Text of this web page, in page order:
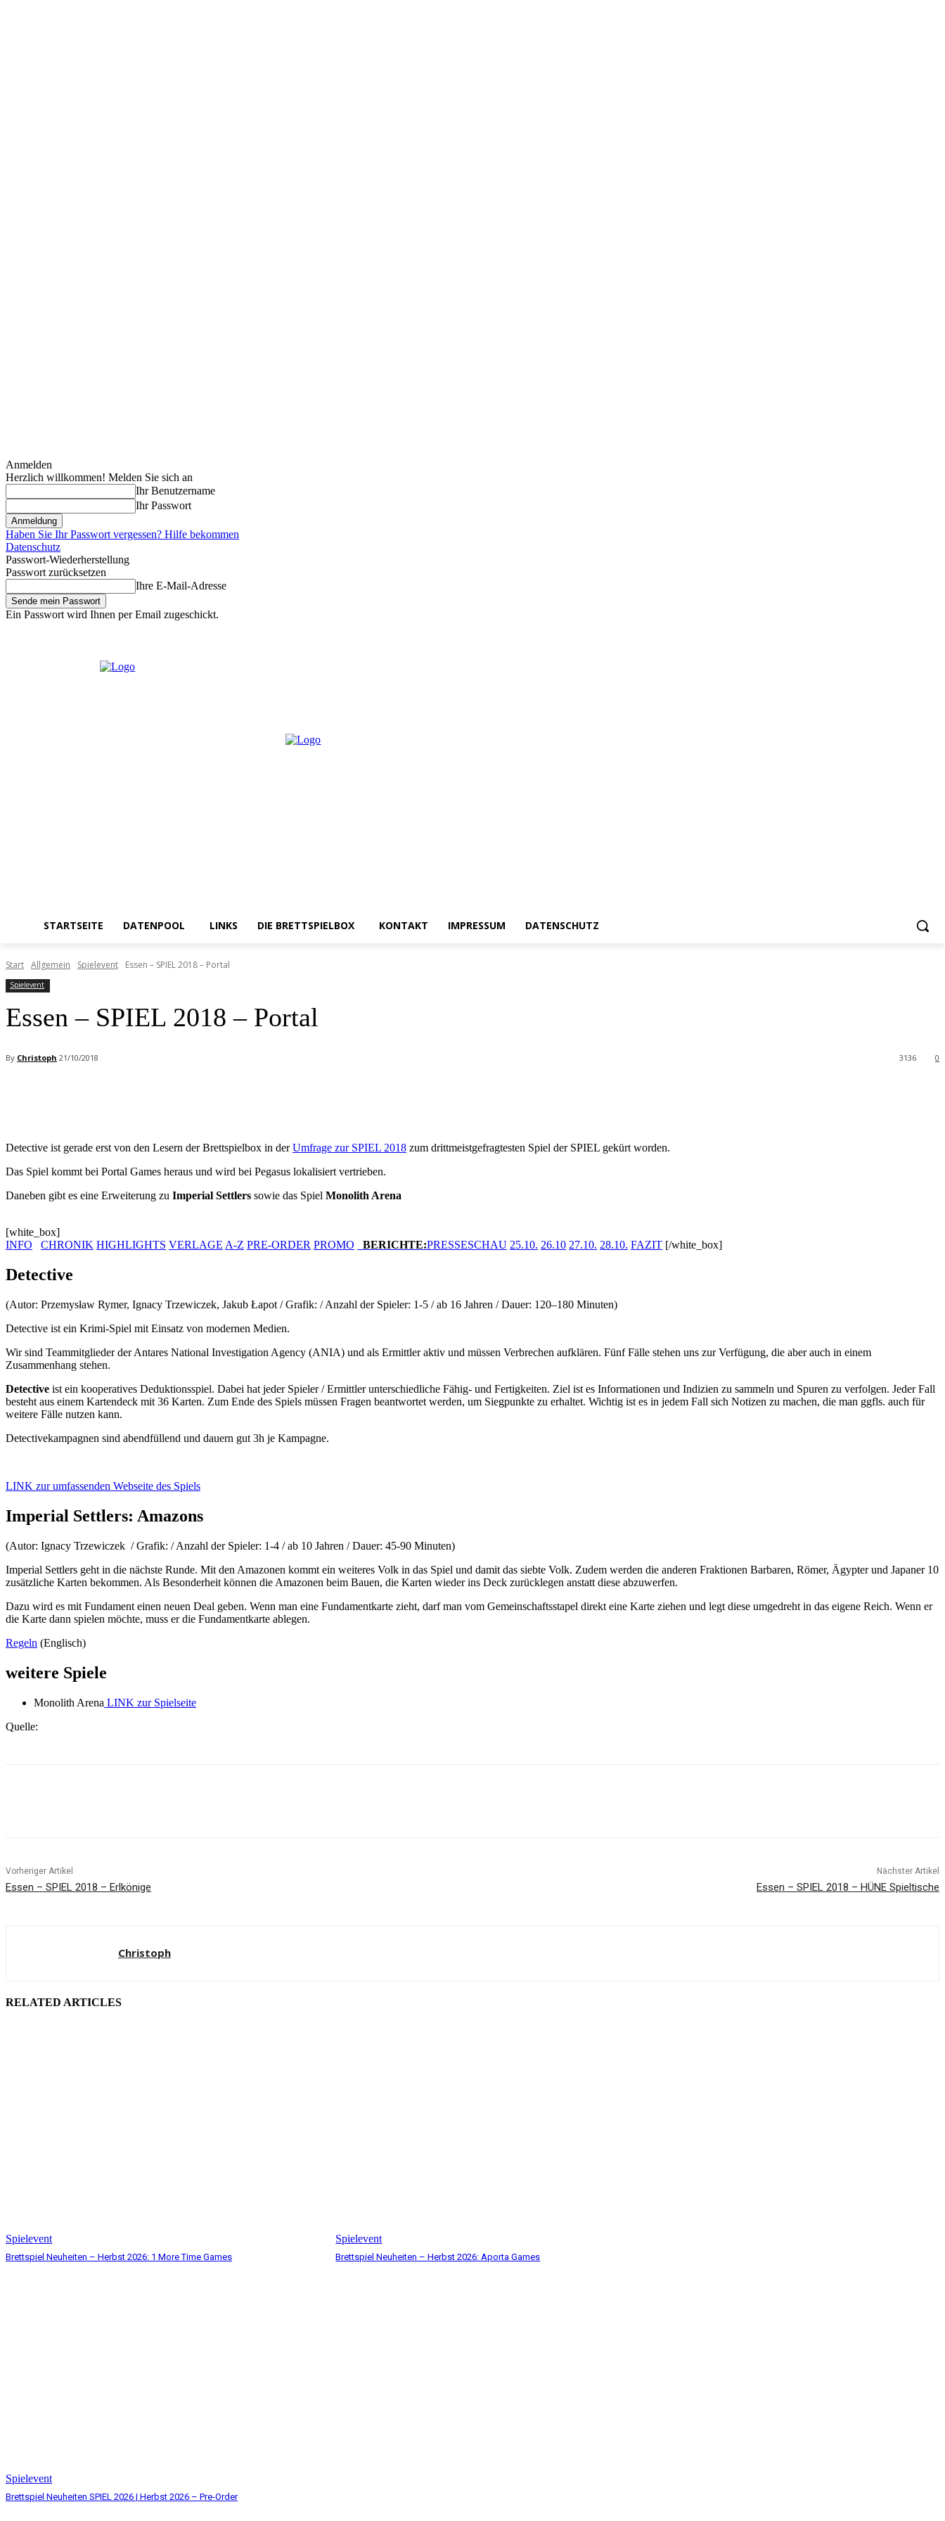
Anmelden
Herzlich willkommen! Melden Sie sich an
Ihr Benutzername
Ihr Passwort
Haben Sie Ihr Passwort vergessen? Hilfe bekommen
Datenschutz
Passwort-Wiederherstellung
Passwort zurücksetzen
Ihre E-Mail-Adresse
Ein Passwort wird Ihnen per Email zugeschickt.
STARTSEITE DATENPOOL LINKS DIE BRETTSPIELBOX KONTAKT IMPRESSUM DATENSCHUTZ
Start Allgemein Spielevent Essen – SPIEL 2018 – Portal
Spielevent
Essen – SPIEL 2018 – Portal
By Christoph 21/10/2018 0
3136
Detective ist gerade erst von den Lesern der Brettspielbox in derUmfrage zur SPIEL 2018 zum drittmeistgefragtesten Spiel der SPIEL gekürt worden.
Das Spiel kommt bei Portal Games heraus und wird bei Pegasus lokalisiert vertrieben.
Daneben gibt es eine Erweiterung zu Imperial Settlers sowie das Spiel Monolith Arena
[white_box]
INFO
CHRONIK HIGHLIGHTS VERLAGE A-Z PRE-ORDER PROMO BERICHTE:PRESSESCHAU 25.10. 26.10 27.10. 28.10. FAZIT [/white_box]
Detective
(Autor: Przemysław Rymer, Ignacy Trzewiczek, Jakub Łapot / Grafik: / Anzahl der Spieler: 1-5 / ab 16 Jahren / Dauer: 120–180 Minuten)
Detective ist ein Krimi-Spiel mit Einsatz von modernen Medien.
Wir sind Teammitglieder der Antares National Investigation Agency (ANIA) und als Ermittler aktiv und müssen Verbrechen aufklären. Fünf Fälle stehen uns zur Verfügung, die aber auch in einem
Zusammenhang stehen.
Detective ist ein kooperatives Deduktionsspiel. Dabei hat jeder Spieler / Ermittler unterschiedliche Fähig- und Fertigkeiten. Ziel ist es Informationen und Indizien zu sammeln und Spuren zu verfolgen. Jeder Fall
besteht aus einem Kartendeck mit 36 Karten. Zum Ende des Spiels müssen Fragen beantwortet werden, um Siegpunkte zu erhaltet. Wichtig ist es in jedem Fall sich Notizen zu machen, die man ggfls. auch für
weitere Fälle nutzen kann.
Detectivekampagnen sind abendfüllend und dauern gut 3h je Kampagne.
LINK zur umfassenden Webseite des Spiels
Imperial Settlers: Amazons
(Autor: Ignacy Trzewiczek / Grafik: / Anzahl der Spieler: 1-4 / ab 10 Jahren / Dauer: 45-90 Minuten)
Imperial Settlers geht in die nächste Runde. Mit den Amazonen kommt ein weiteres Volk in das Spiel und damit das siebte Volk. Zudem werden die anderen Fraktionen Barbaren, Römer, Ägypter und Japaner 10
zusätzliche Karten bekommen. Als Besonderheit können die Amazonen beim Bauen, die Karten wieder ins Deck zurücklegen anstatt diese abzuwerfen.
Dazu wird es mit Fundament einen neuen Deal geben. Wenn man eine Fundamentkarte zieht, darf man vom Gemeinschaftsstapel direkt eine Karte ziehen und legt diese umgedreht in das eigene Reich. Wenn er
die Karte dann spielen möchte, muss er die Fundamentkarte ablegen.
Regeln (Englisch)
weitere Spiele
Monolith Arena LINK zur Spielseite
Quelle:
Vorheriger Artikel
Essen – SPIEL 2018 – Erlkönige
Nächster Artikel
Essen – SPIEL 2018 – HÜNE Spieltische
Christoph
RELATED ARTICLES
Spielevent
Brettspiel Neuheiten – Herbst 2026: 1 More Time Games
Spielevent
Brettspiel Neuheiten – Herbst 2026: Aporta Games
Spielevent
Brettspiel Neuheiten SPIEL 2026 | Herbst 2026 – Pre-Order